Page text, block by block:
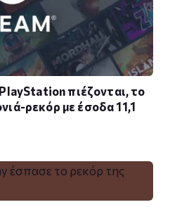
πιέζονται, το
ρεκόρ με έσοδα 11,1